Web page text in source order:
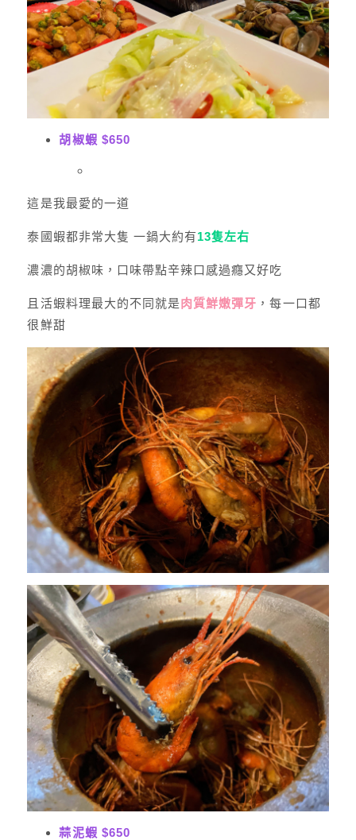
胡椒蝦 $650
這是我最愛的一道
泰國蝦都非常大隻 一鍋大約有13隻左右
濃濃的胡椒味，口味帶點辛辣口感過癮又好吃
且活蝦料理最大的不同就是肉質鮮嫩彈牙 ，每一口都
很鮮甜
蒜泥蝦 $650